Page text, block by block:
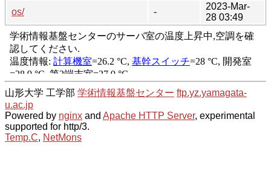
os/
-
2023-Mar-
28 03:49
山形大学 工学部 学術情報基盤センター ftp.yz.yamagata-
u.ac.jp
Powered by nginx and Apache HTTP Server, experimental
supported for http/3.
Temp.C, NetMons